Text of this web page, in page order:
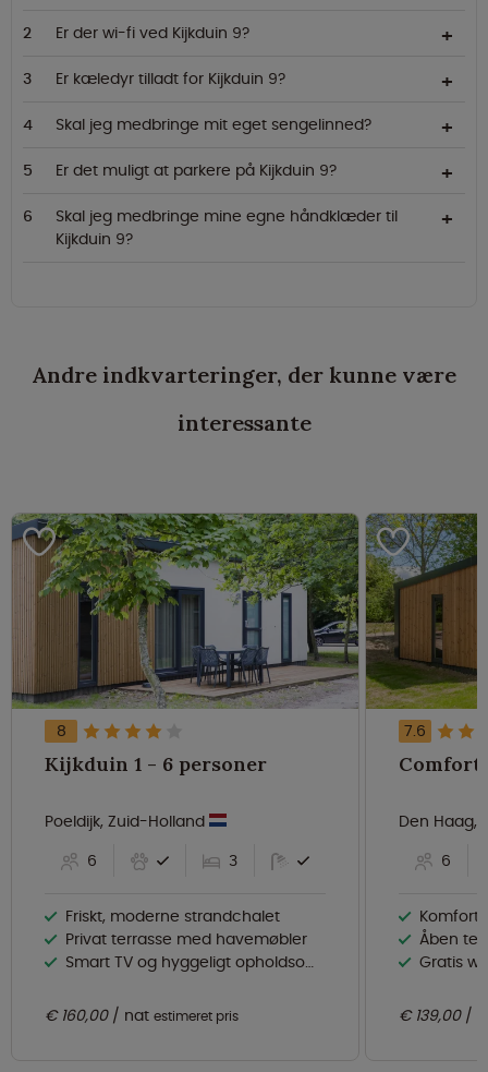
Er der wi-fi ved Kijkduin 9?
Er kæledyr tilladt for Kijkduin 9?
Skal jeg medbringe mit eget sengelinned?
Er det muligt at parkere på Kijkduin 9?
Skal jeg medbringe mine egne håndklæder til
Kijkduin 9?
Andre indkvarteringer, der kunne være
interessante
8
Kijkduin 1 - 6 personer
Poeldijk, Zuid-Holland
6
3
Friskt, moderne strandchalet
Privat terrasse med havemøbler
Smart TV og hyggeligt opholdsområde
€ 160,00 nat estimeret pris
7.6
Den Haag,
6
Åben
Gratis
€ 139,00